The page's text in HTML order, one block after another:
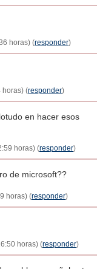
horas) (responder)
horas) (responder)
en hacer esos
horas) (responder)
de microsoft??
horas) (responder)
horas) (responder)